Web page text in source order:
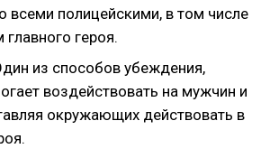
всеми полицейскими, в том числе
героя.
из способов убеждения,
воздействовать на мужчин и
окружающих действовать в